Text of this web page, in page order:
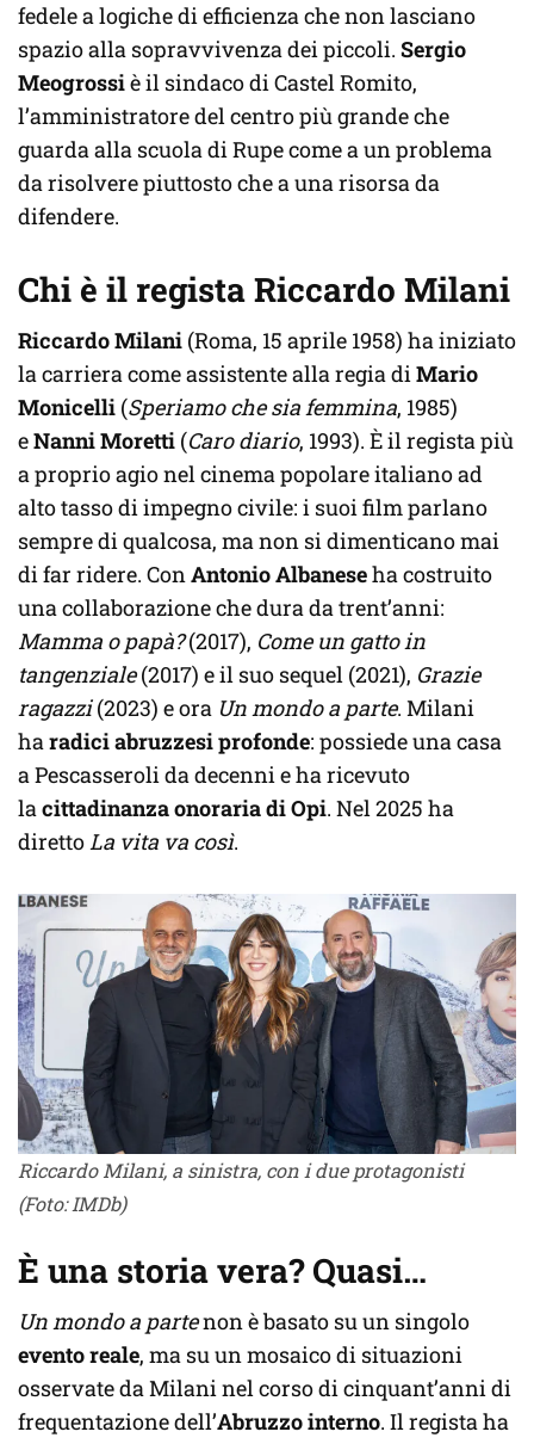
fedele a logiche di efficienza che non lasciano
spazio alla sopravvivenza dei piccoli. Sergio
Meogrossiè il sindaco di Castel Romito,
l’amministratore del centro più grande che
guarda alla scuola di Rupe come a un problema
da risolvere piuttosto che a una risorsa da
difendere.
Chi è il regista Riccardo Milani
Riccardo Milani (Roma, 15 aprile 1958) ha iniziato
la carriera come assistente alla regia diMario
Monicelli (Speriamo che sia femmina, 1985)
eNanni Moretti (Caro diario, 1993). È il regista più
a proprio agio nel cinema popolare italiano ad
alto tasso di impegno civile: i suoi film parlano
sempre di qualcosa, ma non si dimenticano mai
di far ridere. ConAntonio Albaneseha costruito
una collaborazione che dura da trent’anni:
Mamma o papà?(2017), Come un gatto in
tangenziale(2017) e il suo sequel (2021), Grazie
ragazzi(2023) e ora Un mondo a parte. Milani
haradici abruzzesi profonde: possiede una casa
a Pescasseroli da decenni e ha ricevuto
lacittadinanza onoraria di Opi. Nel 2025 ha
direttoLa vita va così.
Riccardo Milani, a sinistra, con i due protagonisti
(Foto: IMDb)
È una storia vera? Quasi…
Un mondo a partenon è basato su un singolo
evento reale, ma su un mosaico di situazioni
osservate da Milani nel corso di cinquant’anni di
frequentazione dell’Abruzzo interno. Il regista ha